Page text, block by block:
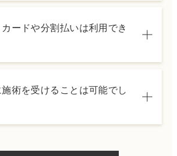
ジをご確認いただくか、カウン
案内いたします。
ードや分割払いは利用でき
も可能です。詳細は受付スタッ
わせください。
術を受けることは可能でし